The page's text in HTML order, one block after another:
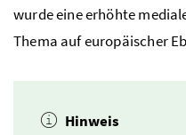
wurde eine erhöhte
Thema auf europäischer
Hinweis